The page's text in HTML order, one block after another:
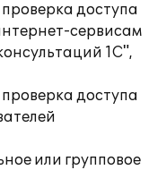
доступа
сервисам
1С",
доступа
или групповое